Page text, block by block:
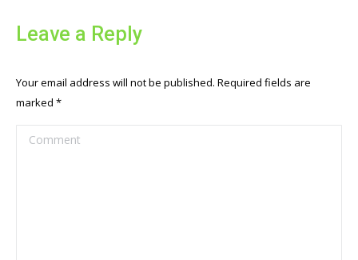
Leave a Reply
Your email address will not be published. Required fields are
marked *
Comment